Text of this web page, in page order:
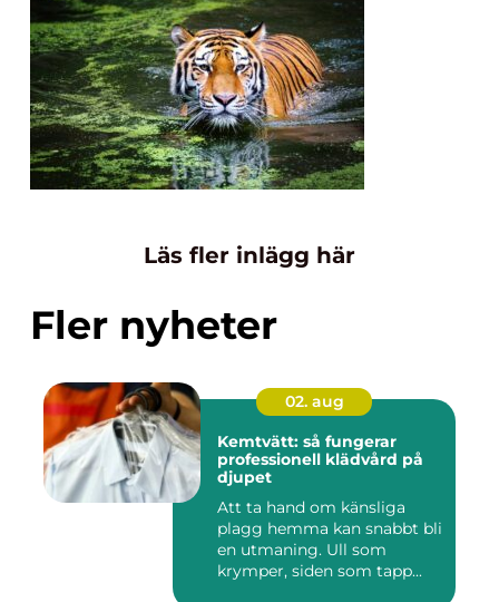
Läs fler inlägg här
Fler nyheter
02. aug
Kemtvätt: så fungerar
professionell klädvård på
djupet
Att ta hand om känsliga
plagg hemma kan snabbt bli
en utmaning. Ull som
krymper, siden som tapp...